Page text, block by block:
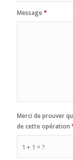
Message*
1 + 1 = ?
Merci de prouver
de cette opération